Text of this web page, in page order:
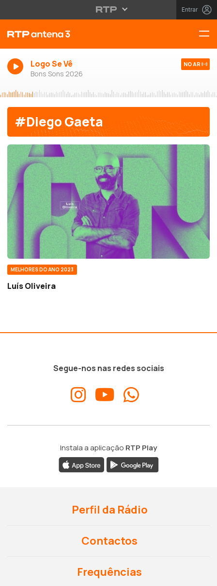
Entrar
Logo Se Vê
Bons Sons 2026
NO AR
#Diego Gaeta
MELHORES DO ANO 2023
Luís Oliveira
Segue-nos nas redes sociais
Instala a aplicação RTP Play
Perfil da Rádio
Contactos
Frequências